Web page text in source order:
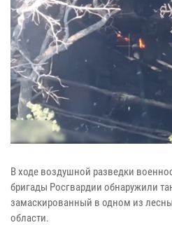
В ходе воздушной разведки
бригады Росгвардии обнаружили
замаскированный в одном из
области.